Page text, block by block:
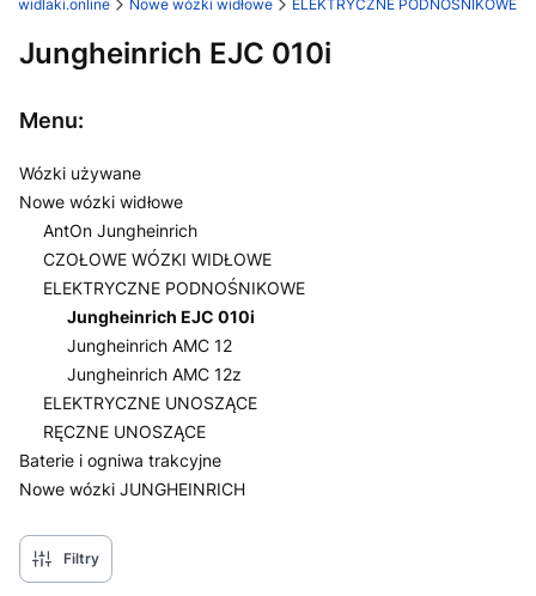
widlaki.online Nowe wózki widłowe ELEKTRYCZNE PODNOŚNIKOWE
Jungheinrich EJC 010i
Menu:
Wózki używane
Nowe wózki widłowe
AntOn Jungheinrich
CZOŁOWE WÓZKI WIDŁOWE
ELEKTRYCZNE PODNOŚNIKOWE
Jungheinrich EJC 010i
Jungheinrich AMC 12
Jungheinrich AMC 12z
ELEKTRYCZNE UNOSZĄCE
RĘCZNE UNOSZĄCE
Baterie i ogniwa trakcyjne
Nowe wózki JUNGHEINRICH
Filtry